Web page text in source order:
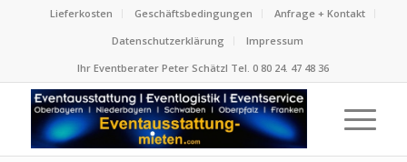
Lieferkosten Geschäftsbedingungen
Anfrage + Kontakt
Datenschutzerklärung
Impressum
Ihr Eventberater Peter Schätzl Tel. 0 80 24. 47 48 36